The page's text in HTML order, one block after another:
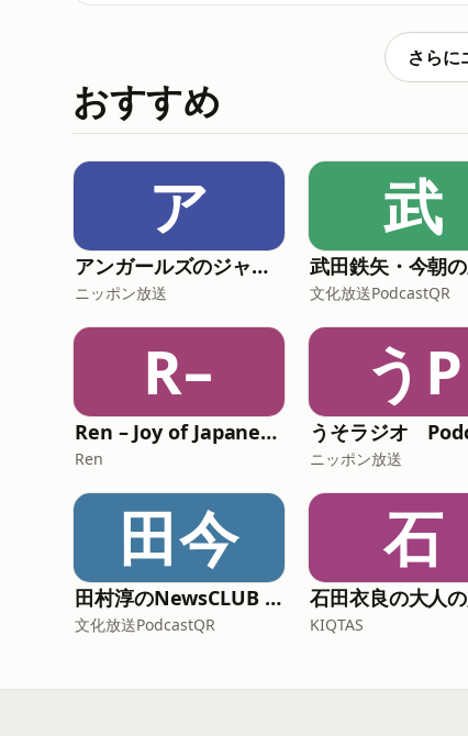
さらに
おすすめ
ア
アンガールズのジャンピン[-オールナイトニッポンPODCAST-]
ニッポン放送
武
文化放送PodcastQR
R–
Ren – Joy of Japanese Podcast
Ren
うP
ニッポン放送
田今
田村淳のNewsCLUB 今週のスゴい人
文化放送PodcastQR
石
KIQTAS